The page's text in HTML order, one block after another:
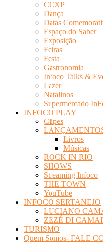
CCXP
Dança
Datas
Espaço do Saber
Exposição
Feiras
Festa
Gastronomia
Infoco Talks &
Lazer
Natalinos
Supermercado
INFOCO PLAY
Clipes
Livros
Músicas
ROCK IN RIO
SHOWS
Streaming Infoco
THE TOWN
YouTube
INFOCO SERTANEJO
LUCIANO
ZEZÉ DI
TURISMO
Quem Somos- FALE